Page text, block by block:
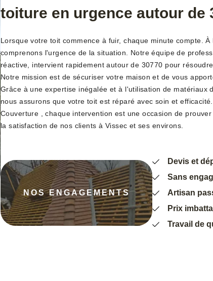
toiture en urgence autour de
Lorsque votre toit commence à fuir, chaque minute compte.
comprenons l'urgence de la situation. Notre équipe de
réactive, intervient rapidement autour de 30770 pour
Notre mission est de sécuriser votre maison et de vous
Grâce à une expertise inégalée et à l'utilisation de matériaux
nous assurons que votre toit est réparé avec soin et
Couverture , chaque intervention est une occasion de
la satisfaction de nos clients à Vissec et ses environs.
NOS ENGAGEMENTS
Devis et
Sans
Artisan
Prix
Travail de